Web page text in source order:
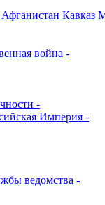
Афганистан Кавказ
война -
-
Империя -
ведомства -